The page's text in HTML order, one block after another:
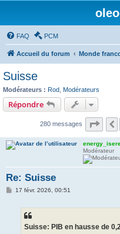
FAQ PCM
Accueil du forum Monde
Suisse
Modérateurs : Rod Modérateurs
Répondre
280 messages Page
Modérateur
Re: Suisse
M17 févr. 2026, 00:51
Suisse: PIB en hausse de